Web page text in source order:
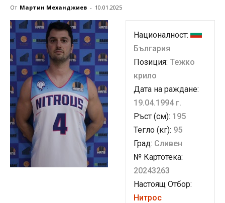
От Мартин Механджиев - 10.01.2025
Националност:
България
Позиция: Тежко
крило
Дата на раждане:
19.04.1994 г.
Ръст (см): 195
Тегло (кг): 95
Град: Сливен
№ Картотека:
20243263
Настоящ Отбор:
Нитрос